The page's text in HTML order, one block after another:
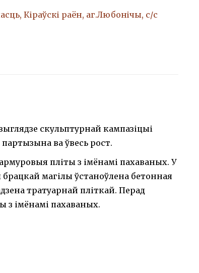
Кіраўскі раён, аг.Любонічы, с/с
скульптурнай кампазіцыі
ва ўвесь рост.
пліты з імёнамі пахаваных. У
магілы ўстаноўлена бетонная
тратуарнай пліткай. Перад
з імёнамі пахаваных.